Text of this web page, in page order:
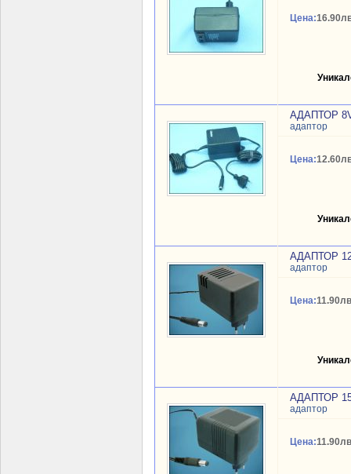
Цена:
АДАПТОР 8V
адаптор
Цена:
АДАПТОР
адаптор
Цена:
АДАПТОР
адаптор
Цена: